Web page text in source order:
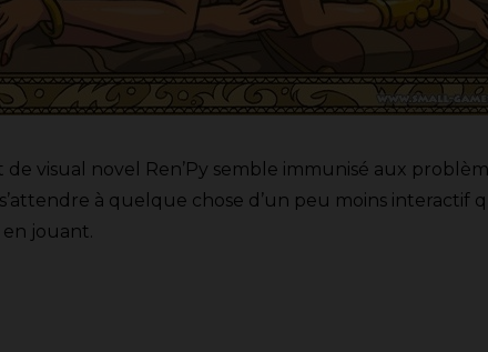
visual novel Ren’Py semble immunisé aux
à quelque chose d’un peu moins interactif
jouant.